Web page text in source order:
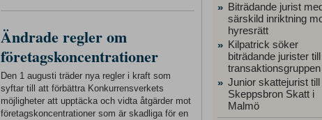
Ändrade regler om
företagskoncentrationer
Den 1 augusti träder nya regler i kraft som
syftar till att förbättra Konkurrensverkets
möjligheter att upptäcka och vidta åtgärder mot
företagskoncentrationer som är skadliga för en
» Biträdande jurist
särskild inriktning
hyresrätt
» Kilpatrick söker
biträdande jurister till
transaktionsgruppen
» Junior skattejurist till
Skeppsbron Skatt i
Malmö